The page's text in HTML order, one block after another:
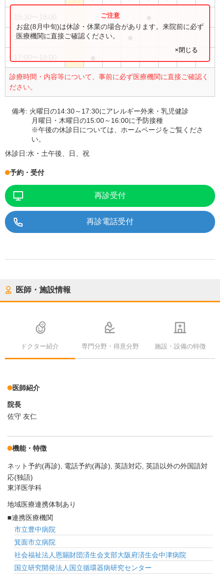
16:00〜18:00 ●
診療時間・内容等について、事前に必ず医療機関に直接ご確認く
ださい。
お盆(8月中旬)は休診・休業の場合があります。来院前に必ず
医療機関に直接ご確認ください。
×閉じる
備考: 火曜日の14:30～17:30にアレルギー外来・乳児健診
月曜日・木曜日の15:00～16:00に予防接種
※午後の休診日については、ホームページをご覧くださ
い。
休診日:水・土午後、日、祝
予約・受付
再診受付
再診電話受付
医師・施設情報
ドクター紹介 専門分野・得意分野 施設・設備の特徴
医師紹介
院長
佐守 友仁
機能・特徴
ネット予約(再診) 電話予約(再診) 英語対応 英語以外の外国語対
応(独語)
東洋医学科
地域医療連携体制あり
連携医療機関
市立豊中病院
箕面市立病院
社会福祉法人恩賜財団済生会支部大阪府済生会中津病院
国立研究開発法人国立循環器病研究センター